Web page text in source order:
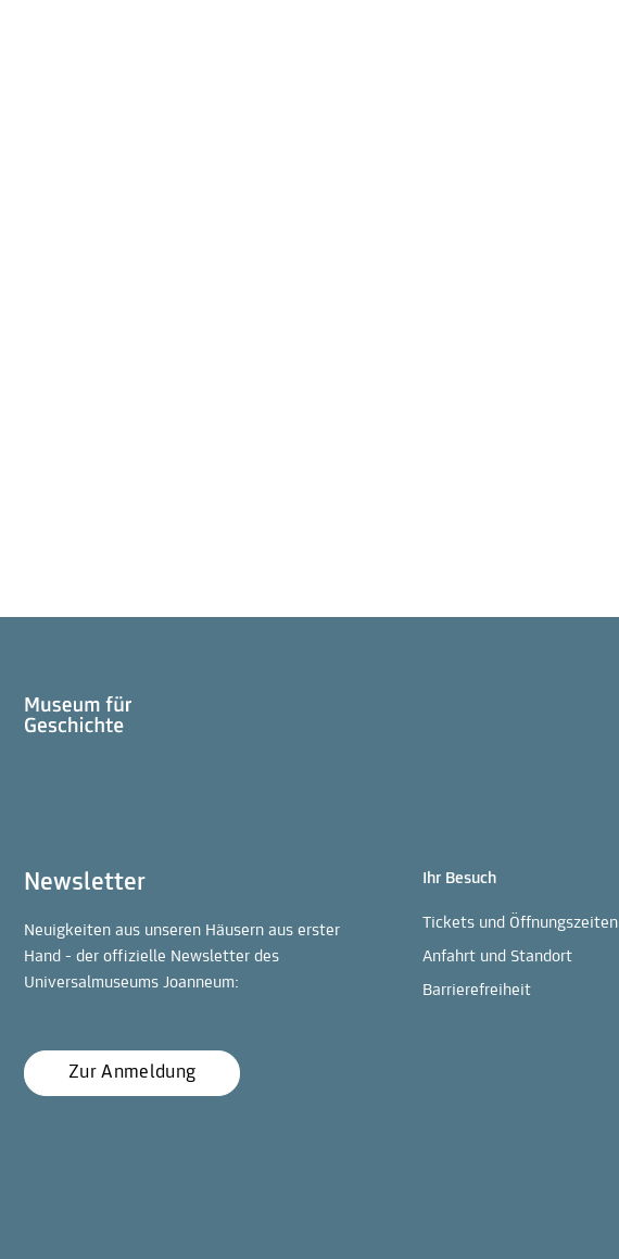
Newsletter
Neuigkeiten aus unseren Häusern aus erster
Hand - der offizielle Newsletter des
Universalmuseums Joanneum:
Zur Anmeldung
Ihr Besuch
Tickets und Öffnungszeiten
Anfahrt und Standort
Barrierefreiheit